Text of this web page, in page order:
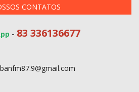
CONTATOS
- 83 336136677
banfm87.9@gmail.com